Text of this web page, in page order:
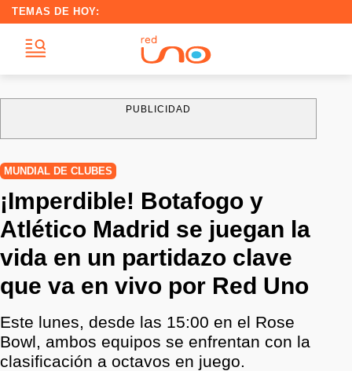
TEMAS DE HOY:
PUBLICIDAD
MUNDIAL DE CLUBES
¡Imperdible! Botafogo y
Atlético Madrid se juegan la
vida en un partidazo clave
que va en vivo por Red Uno
Este lunes, desde las 15:00 en el Rose
Bowl, ambos equipos se enfrentan con la
clasificación a octavos en juego.